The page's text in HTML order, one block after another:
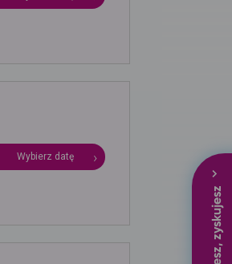
Wybierz datę